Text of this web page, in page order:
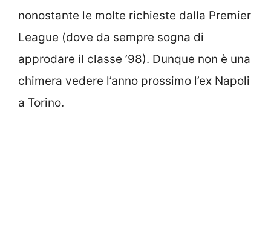
nonostante le molte richieste dalla Premier
League (dove da sempre sogna di
approdare il classe ’98). Dunque non è una
chimera vedere l’anno prossimo l’ex Napoli
a Torino.